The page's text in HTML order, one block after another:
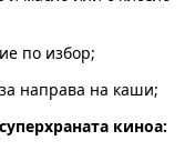
по избор;
направа на каши;
киноа: